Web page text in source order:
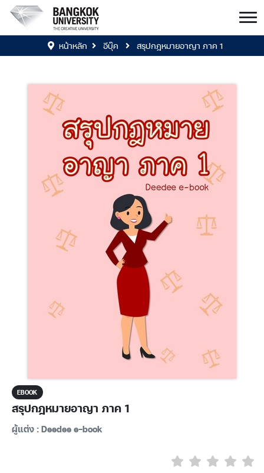
หน้าหลัก อีบุ๊ค สรุปกฎหมายอาญา ภาค 1
EBOOK
สรุปกฎหมายอาญา ภาค 1
ผู้แต่ง : Deedee e-book